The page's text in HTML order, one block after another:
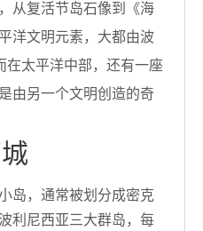
从复活节岛石像到《海
洋文明元素，大都由波
在太平洋中部，还有一座
由另一个文明创造的奇
岛，通常被划分成密克
利尼西亚三大群岛，每